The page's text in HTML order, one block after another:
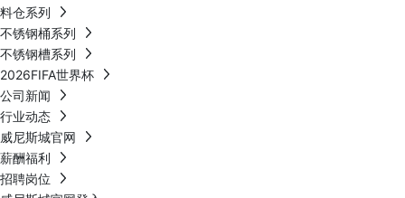
料仓系列
不锈钢桶系列
不锈钢槽系列
2026FIFA世界杯
公司新闻
行业动态
威尼斯城官网
薪酬福利
招聘岗位